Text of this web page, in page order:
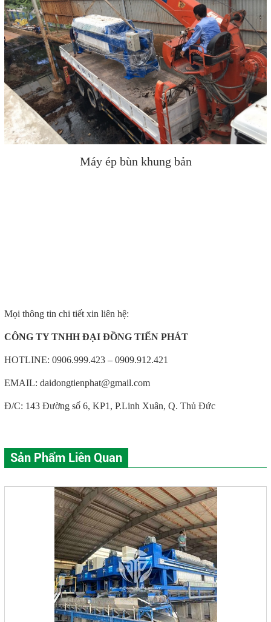
Máy ép bùn khung bản
Mọi thông tin chi tiết xin liên hệ:
CÔNG TY TNHH ĐẠI ĐỒNG TIẾN PHÁT
HOTLINE: 0906.999.423 – 0909.912.421
EMAIL: daidongtienphat@gmail.com
Đ/C: 143 Đường số 6, KP1, P.Linh Xuân, Q. Thủ Đức
Sản Phẩm Liên Quan